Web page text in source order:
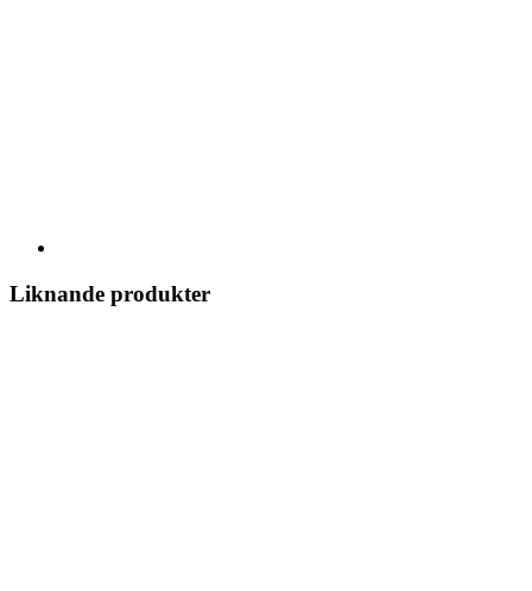
Liknande produkter